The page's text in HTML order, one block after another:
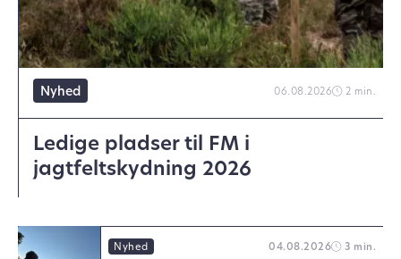
Nyhed 06.08.2026 2 min.
Ledige pladser til FM i
jagtfeltskydning 2026
Nyhed 04.08.2026 3 min.